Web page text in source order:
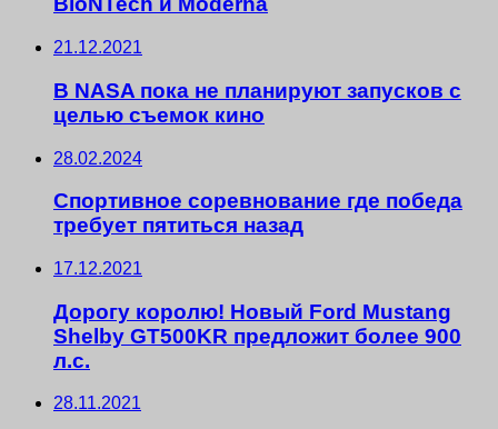
21.12.2021
В NASA пока не планируют запусков с
целью съемок кино
28.02.2024
Спортивное соревнование где победа
требует пятиться назад
17.12.2021
Дорогу королю! Новый Ford Mustang
Shelby GT500KR предложит более 900
л.с.
28.11.2021